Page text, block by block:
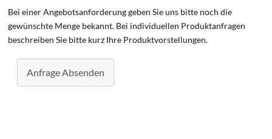
Bei einer Angebotsanforderung geben Sie uns bitte noch die
gewünschte Menge bekannt. Bei individuellen Produktanfragen
beschreiben Sie bitte kurz Ihre Produktvorstellungen.
Anfrage Absenden